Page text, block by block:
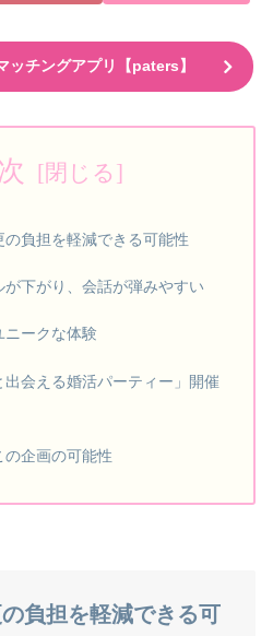
ッチングアプリ【paters】
負担を軽減できる可能性
下がり、会話が弾みやすい
ニークな体験
出会える婚活パーティー」開催
の企画の可能性
負担を軽減できる可